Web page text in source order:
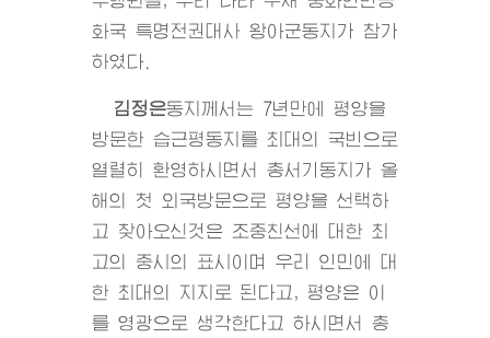
화국 특명전권대사 왕아군동지가 참가
하였다.
김정은동지 께서는 7년만에 평양을
방문한 습근평동지를 최대의 국빈으로
열렬히 환영하시면서 총서기동지가 올
해의 첫 외국방문으로 평양을 선택하
고 찾아오신것은 조중친선에 대한 최
고의 중시의 표시이며 우리 인민에 대
한 최대의 지지로 된다고, 평양은 이
를 영광으로 생각한다고 하시면서 총